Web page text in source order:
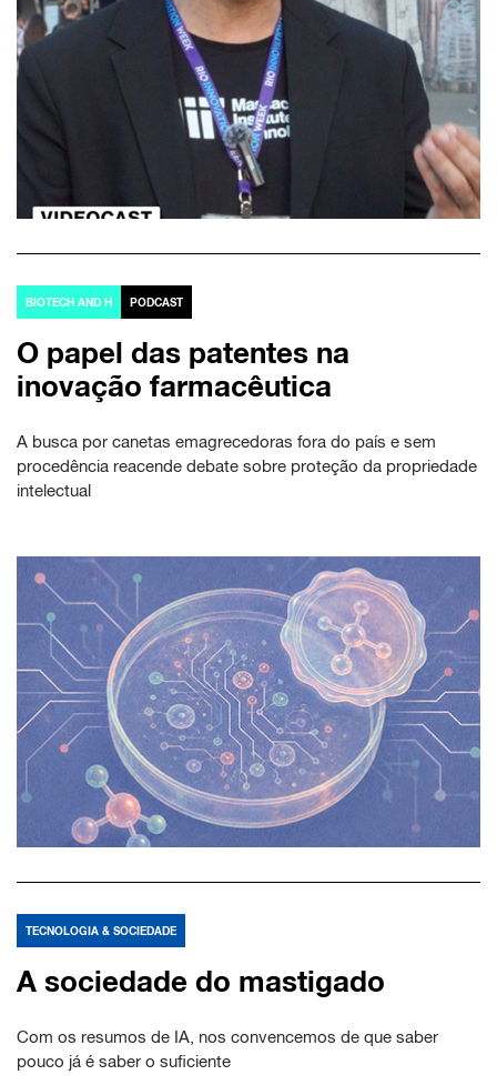
BIOTECH AND H PODCAST
O papel das patentes na
inovação farmacêutica
A busca por canetas emagrecedoras fora do país e sem
procedência reacende debate sobre proteção da propriedade
intelectual
TECNOLOGIA & SOCIEDADE
A sociedade do mastigado
Com os resumos de IA, nos convencemos de que saber
pouco já é saber o suficiente